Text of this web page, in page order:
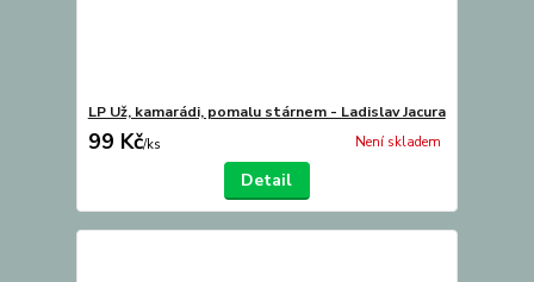
LP Už, kamarádi, pomalu stárnem - Ladislav Jacura
99 Kč/ks Není skladem
Detail